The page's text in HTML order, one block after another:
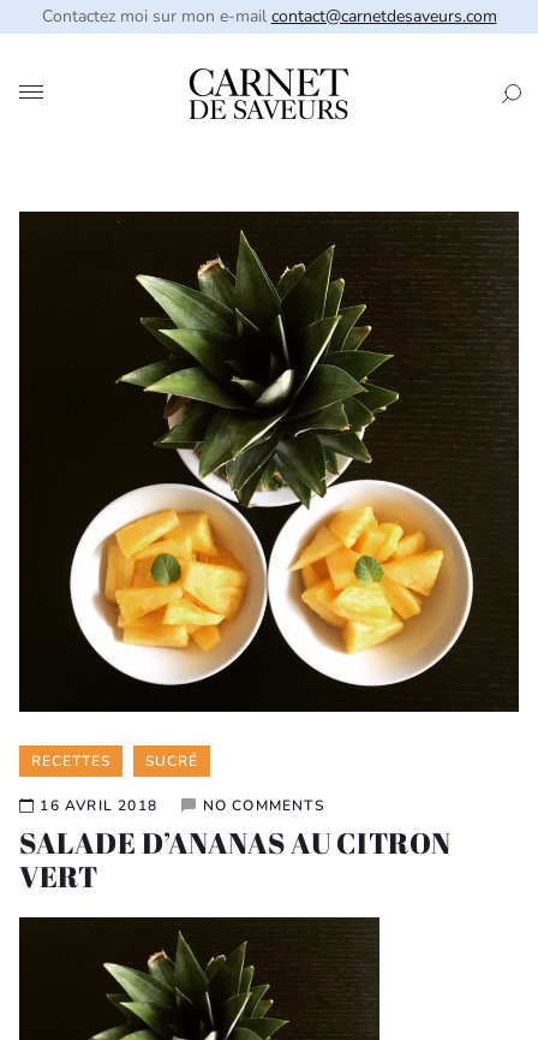
Contactez moi sur mon e-mail contact@carnetdesaveurs.com
Categories
RECETTES SUCRÉ
16 AVRIL 2018 NO COMMENTS
SALADE D’ANANAS AU CITRON
VERT